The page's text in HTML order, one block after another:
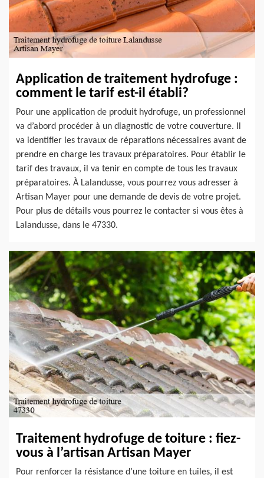
Application de traitement hydrofuge :
comment le tarif est-il établi?
Pour une application de produit hydrofuge, un professionnel
va d’abord procéder à un diagnostic de votre couverture. Il
va identifier les travaux de réparations nécessaires avant de
prendre en charge les travaux préparatoires. Pour établir le
tarif des travaux, il va tenir en compte de tous les travaux
préparatoires. À Lalandusse, vous pourrez vous adresser à
Artisan Mayer pour une demande de devis de votre projet.
Pour plus de détails vous pourrez le contacter si vous êtes à
Lalandusse, dans le 47330.
Traitement hydrofuge de toiture : fiez-
vous à l’artisan Artisan Mayer
Pour renforcer la résistance d’une toiture en tuiles, il est